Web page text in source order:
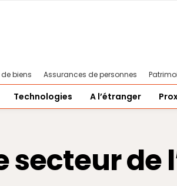
biens Assurances de personnes
Technologies A l’étranger
secteur de